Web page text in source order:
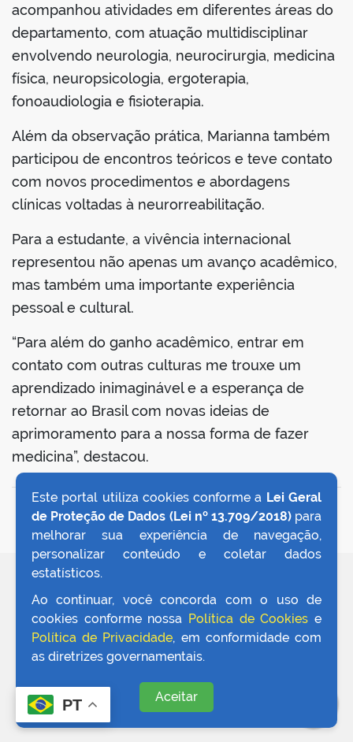
acompanhou atividades em diferentes áreas do
departamento, com atuação multidisciplinar
envolvendo neurologia, neurocirurgia, medicina
física, neuropsicologia, ergoterapia,
fonoaudiologia e fisioterapia.
Além da observação prática, Marianna também
participou de encontros teóricos e teve contato
com novos procedimentos e abordagens
clínicas voltadas à neurorreabilitação.
Para a estudante, a vivência internacional
representou não apenas um avanço acadêmico,
mas também uma importante experiência
pessoal e cultural.
“Para além do ganho acadêmico, entrar em
contato com outras culturas me trouxe um
aprendizado inimaginável e a esperança de
retornar ao Brasil com novas ideias de
aprimoramento para a nossa forma de fazer
medicina”, destacou.
VOLTAR AO TOPO
Este portal utiliza cookies conforme a Lei Geral
de Proteção de Dados (Lei nº 13.709/2018)para
melhorar sua experiência de navegação,
personalizar conteúdo e coletar dados
estatísticos.
Ao continuar, você concorda com o uso de
cookies conforme nossa Política de Cookies e
Política de Privacidade, em conformidade com
as diretrizes governamentais.
Aceitar
PT